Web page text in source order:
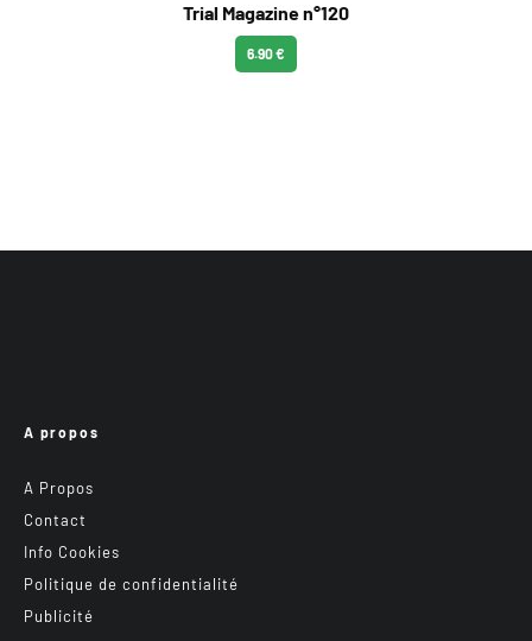
Trial Magazine n°120
6.90 €
A propos
A Propos
Contact
Info Cookies
Politique de confidentialité
Publicité